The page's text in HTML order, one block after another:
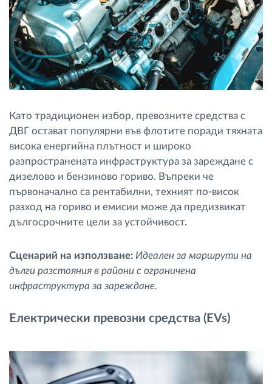
Като традиционен избор, превозните средства с
ДВГ остават популярни във флотите поради тяхната
висока енергийна плътност и широко
разпространената инфраструктура за зареждане с
дизелово и бензиново гориво. Въпреки че
първоначално са рентабилни, техният по-висок
разход на гориво и емисии може да предизвикат
дългосрочните цели за устойчивост.
Сценарий на използване: Идеален за маршрути на
дълги разстояния в райони с ограничена
инфраструктура за зареждане.
Електрически превозни средства (EVs)